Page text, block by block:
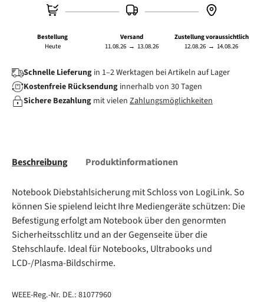
Bestellung
Heute
Versand
11.08.26 → 13.08.26
Zustellung voraussichtlich
12.08.26 → 14.08.26
Schnelle Lieferung in 1–2 Werktagen bei Artikeln auf Lager
Kostenfreie Rücksendung innerhalb von 30 Tagen
Sichere Bezahlung mit vielen Zahlungsmöglichkeiten
Beschreibung Produktinformationen
Notebook Diebstahlsicherung mit Schloss von LogiLink. So
können Sie spielend leicht Ihre Mediengeräte schützen: Die
Befestigung erfolgt am Notebook über den genormten
Sicherheitsschlitz und an der Gegenseite über die
Stehschlaufe. Ideal für Notebooks, Ultrabooks und
LCD-/Plasma-Bildschirme.
WEEE-Reg.-Nr. DE.: 81077960